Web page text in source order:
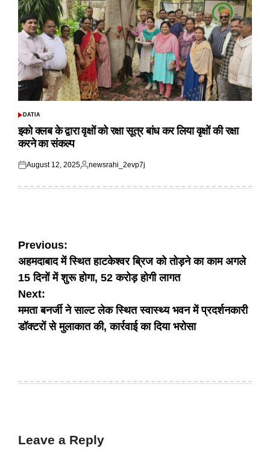
POSTED
DATIA
इको क्लब के द्वारा वृक्षों को रक्षा सूत्र बांध कर लिया वृक्षों की रक्षा
करने का संकल्प
Posted
August 12, 2025
Posted
newsrahi_2evp7j
Post
navigation
Previous:
अहमदाबाद में स्थित हाटकेश्वर ब्रिज को तोड़ने का काम अगले
15 दिनों में शुरू होगा, 52 करोड़ होगी लागत
Next:
ममता बनर्जी ने साल्ट लेक स्थित स्वास्थ्य भवन में प्रदर्शनकारी
डॉक्टरों से मुलाकात की, कार्रवाई का दिया भरोसा
Leave a Reply